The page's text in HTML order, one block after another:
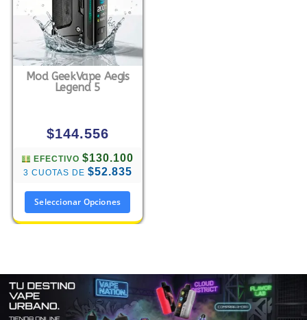
Mod GeekVape Aegis
Legend 5
$144.556
EFECTIVO$130.100
3 CUOTAS DE $52.835
Seleccionar Opciones